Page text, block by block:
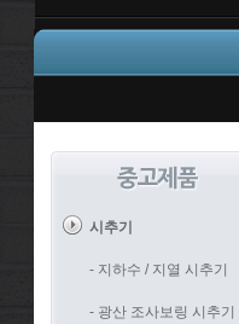
시추기
- 지하수 / 지열 시추기
- 광산 조사보링 시추기